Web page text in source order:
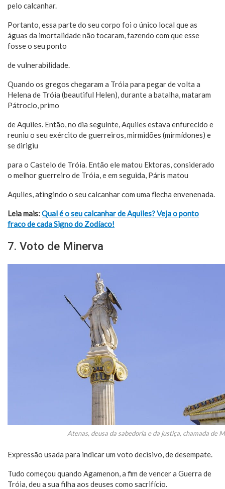
pelo calcanhar.
Portanto, essa parte do seu corpo foi o único local que as
águas da imortalidade não tocaram, fazendo com que esse
fosse o seu ponto
de vulnerabilidade.
Quando os gregos chegaram a Tróia para pegar de volta a
Helena de Tróia (beautiful Helen), durante a batalha, mataram
Pátroclo, primo
de Aquiles. Então, no dia seguinte, Aquiles estava enfurecido e
reuniu o seu exército de guerreiros, mirmidões (mirmídones) e
se dirigiu
para o Castelo de Tróia. Então ele matou Ektoras, considerado
o melhor guerreiro de Tróia, e em seguida, Páris matou
Aquiles, atingindo o seu calcanhar com uma flecha envenenada.
Leia mais:Qual é o seu calcanhar de Aquiles? Veja o ponto
fraco de cada Signo do Zodíaco!
7. Voto de Minerva
Atenas, deusa da sabedoria e da justiça, chamada de
Expressão usada para indicar um voto decisivo, de desempate.
Tudo começou quando Agamenon, a fim de vencer a Guerra de
Tróia, deu a sua filha aos deuses como sacrifício.